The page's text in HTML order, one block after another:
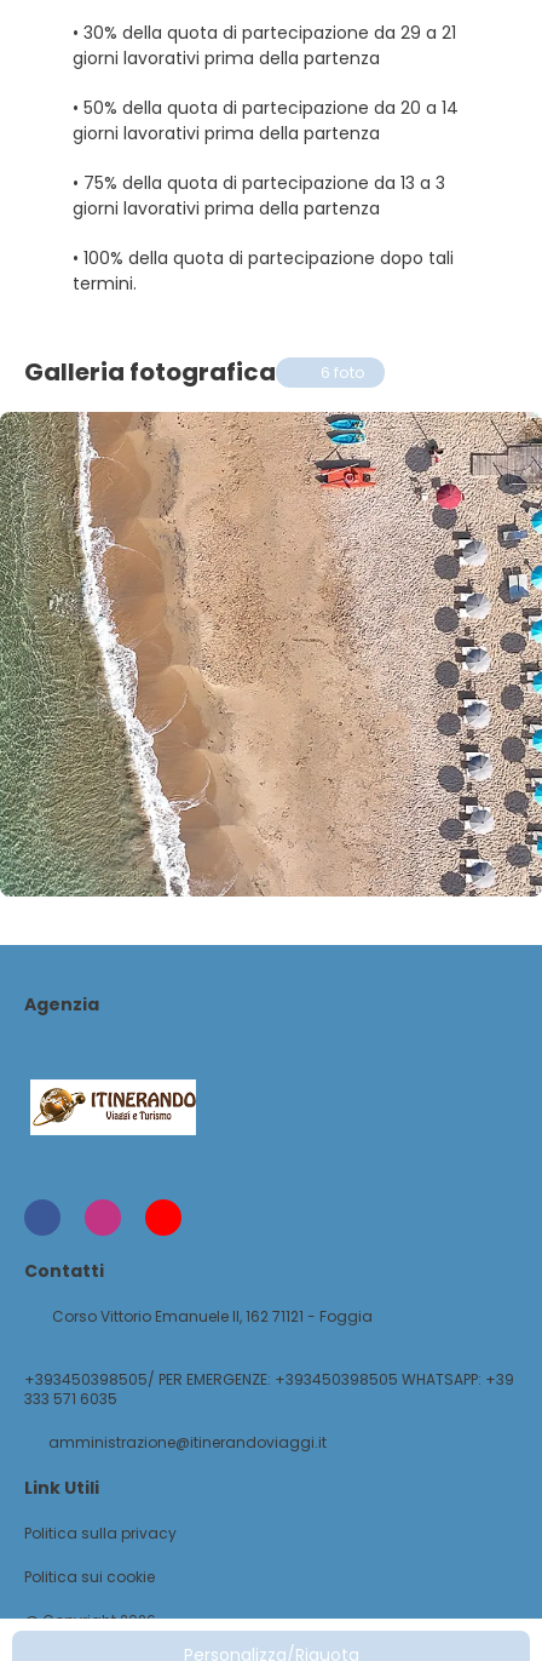
Personalizza/Riquota
• 30% della quota di partecipazione da 29 a 21
giorni lavorativi prima della partenza
• 50% della quota di partecipazione da 20 a 14
giorni lavorativi prima della partenza
• 75% della quota di partecipazione da 13 a 3
giorni lavorativi prima della partenza
• 100% della quota di partecipazione dopo tali
termini.
Galleria fotografica 6 foto
Agenzia
Contatti
Corso Vittorio Emanuele II, 162 71121 - Foggia
+393450398505/ PER EMERGENZE: +393450398505 WHATSAPP: +39
333 571 6035
amministrazione@itinerandoviaggi.it
Link Utili
Politica sulla privacy
Politica sui cookie
@ Copyright 2026